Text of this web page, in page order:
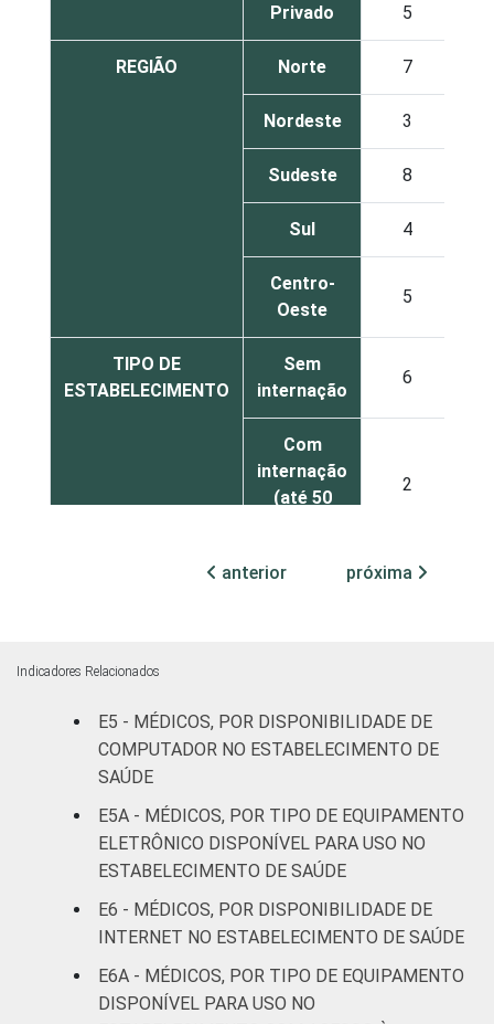
Privado 5
REGIÃO Norte 7
Nordeste 3
Sudeste 8
Sul 4
Centro-
Oeste
5
TIPO DE
ESTABELECIMENTO
Sem
internação
6
Com
internação
(até 50
2
Com
Serviço de
apoio à
-
IDENTIFICAÇÃO DE
UNIDADE BÁSICA
DE SAÚDE
UBS 12
Não UBS 5
anos
8
anterior próxima
Indicadores Relacionados
E5 - MÉDICOS, POR DISPONIBILIDADE DE
COMPUTADOR NO ESTABELECIMENTO DE
SAÚDE
E5A - MÉDICOS, POR TIPO DE EQUIPAMENTO
ELETRÔNICO DISPONÍVEL PARA USO NO
ESTABELECIMENTO DE SAÚDE
E6 - MÉDICOS, POR DISPONIBILIDADE DE
INTERNET NO ESTABELECIMENTO DE SAÚDE
E6A - MÉDICOS, POR TIPO DE EQUIPAMENTO
DISPONÍVEL PARA USO NO